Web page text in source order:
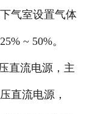
气室设置气体
~ 50%。
直流电源，主
直流电源，